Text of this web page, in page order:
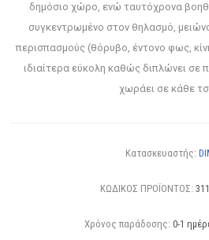
δημόσιο χώρο, ενώ ταυτόχρονα
συγκεντρωμένο στον θηλασμό,
περισπασμούς (θόρυβο, έντονο φως,
ιδιαίτερα εύκολη καθώς διπλώνει σε
χωράει σε κάθε
Κατασκευαστής:
ΚΩΔΙΚΟΣ ΠΡΟΪΟΝΤΟΣ:
Χρόνος παράδοσης: 0-1